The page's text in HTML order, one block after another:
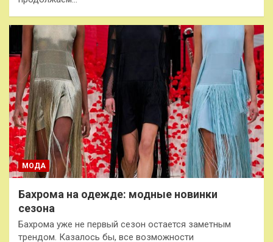
МОДА
Бахрома на одежде: модные новинки
сезона
Бахрома уже не первый сезон остается заметным
трендом. Казалось бы, все возможности